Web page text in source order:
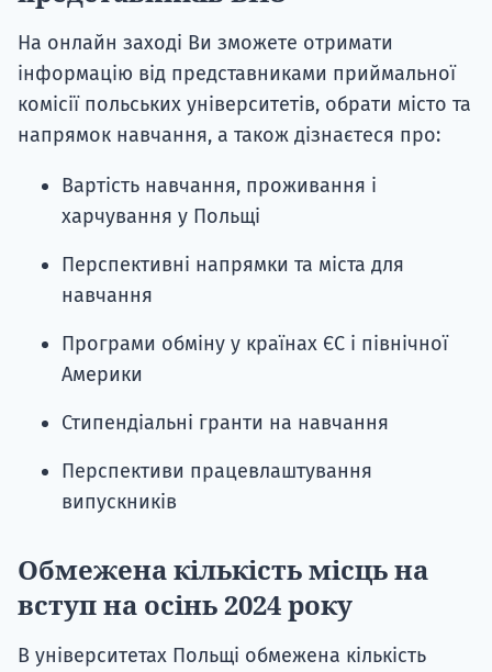
На онлайн заході Ви зможете отримати
інформацію від представниками приймальної
комісії польських університетів, обрати місто та
напрямок навчання, а також дізнаєтеся про:
Вартість навчання, проживання і
харчування у Польщі
Перспективні напрямки та міста для
навчання
Програми обміну у країнах ЄС і північної
Америки
Стипендіальні гранти на навчання
Перспективи працевлаштування
випускників
Обмежена кількість місць на
вступ на осінь 2024 року
В університетах Польщі обмежена кількість